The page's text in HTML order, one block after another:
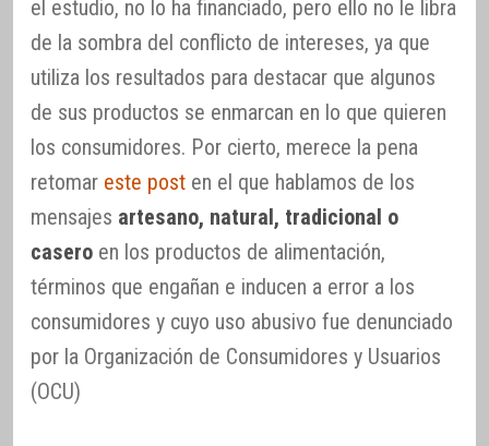
el estudio, no lo ha financiado, pero ello no le libra
de la sombra del conflicto de intereses, ya que
utiliza los resultados para destacar que algunos
de sus productos se enmarcan en lo que quieren
los consumidores. Por cierto, merece la pena
retomar este post en el que hablamos de los
mensajes artesano, natural, tradicional o
casero en los productos de alimentación,
términos que engañan e inducen a error a los
consumidores y cuyo uso abusivo fue denunciado
por la Organización de Consumidores y Usuarios
(OCU)